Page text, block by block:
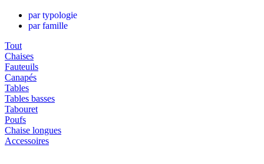
par typologie
par famille
Tout
Chaises
Fauteuils
Canapés
Tables
Tables basses
Tabouret
Poufs
Chaise longues
Accessoires